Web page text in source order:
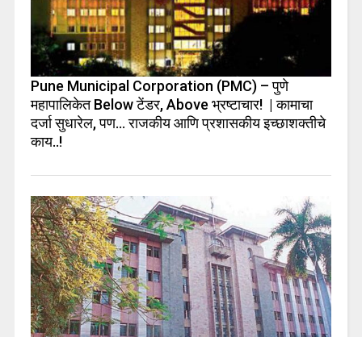
Pune Municipal Corporation (PMC) – पुणे
महापालिकेत Below टेंडर, Above भ्रष्टाचार! | कामाचा
दर्जा सुधारेल, पण… राजकीय आणि प्रशासकीय इच्छाशक्तीचे
काय..!